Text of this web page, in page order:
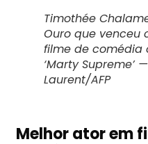
Timothée
Ouro que venceu
filme de comédia
‘Marty Supreme’
Laurent/AFP
Melhor ator em